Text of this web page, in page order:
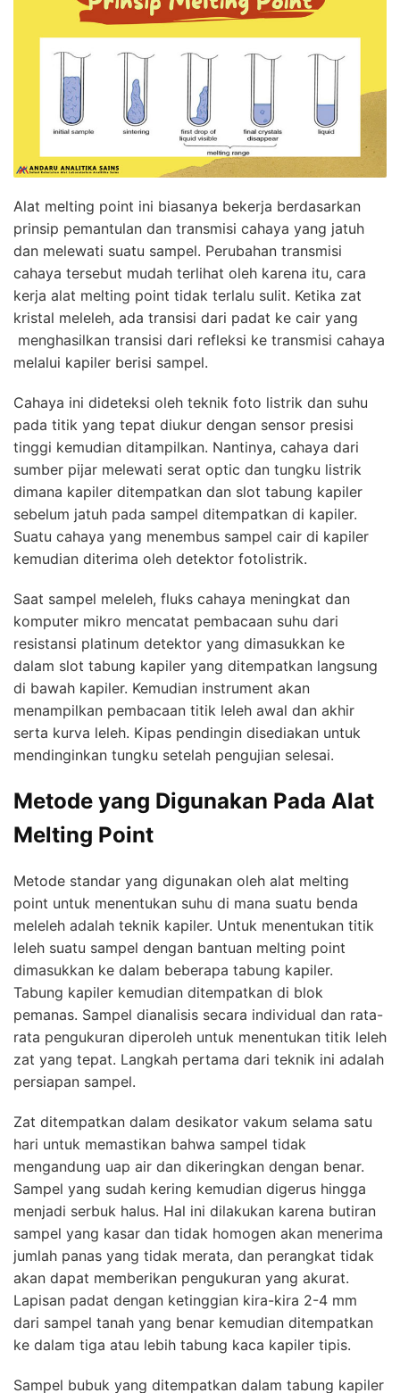
Alat melting point ini biasanya bekerja berdasarkan
prinsip pemantulan dan transmisi cahaya yang jatuh
dan melewati suatu sampel. Perubahan transmisi
cahaya tersebut mudah terlihat oleh karena itu, cara
kerja alat melting point tidak terlalu sulit. Ketika zat
kristal meleleh, ada transisi dari padat ke cair yang
menghasilkan transisi dari refleksi ke transmisi cahaya
melalui kapiler berisi sampel.
Cahaya ini dideteksi oleh teknik foto listrik dan suhu
pada titik yang tepat diukur dengan sensor presisi
tinggi kemudian ditampilkan. Nantinya, cahaya dari
sumber pijar melewati serat optic dan tungku listrik
dimana kapiler ditempatkan dan slot tabung kapiler
sebelum jatuh pada sampel ditempatkan di kapiler.
Suatu cahaya yang menembus sampel cair di kapiler
kemudian diterima oleh detektor fotolistrik.
Saat sampel meleleh, fluks cahaya meningkat dan
komputer mikro mencatat pembacaan suhu dari
resistansi platinum detektor yang dimasukkan ke
dalam slot tabung kapiler yang ditempatkan langsung
di bawah kapiler. Kemudian instrument akan
menampilkan pembacaan titik leleh awal dan akhir
serta kurva leleh. Kipas pendingin disediakan untuk
mendinginkan tungku setelah pengujian selesai.
Metode yang Digunakan Pada Alat
Melting Point
Metode standar yang digunakan oleh alat melting
point untuk menentukan suhu di mana suatu benda
meleleh adalah teknik kapiler. Untuk menentukan titik
leleh suatu sampel dengan bantuan melting point
dimasukkan ke dalam beberapa tabung kapiler.
Tabung kapiler kemudian ditempatkan di blok
pemanas. Sampel dianalisis secara individual dan rata-
rata pengukuran diperoleh untuk menentukan titik leleh
zat yang tepat. Langkah pertama dari teknik ini adalah
persiapan sampel.
Zat ditempatkan dalam desikator vakum selama satu
hari untuk memastikan bahwa sampel tidak
mengandung uap air dan dikeringkan dengan benar.
Sampel yang sudah kering kemudian digerus hingga
menjadi serbuk halus. Hal ini dilakukan karena butiran
sampel yang kasar dan tidak homogen akan menerima
jumlah panas yang tidak merata, dan perangkat tidak
akan dapat memberikan pengukuran yang akurat.
Lapisan padat dengan ketinggian kira-kira 2-4 mm
dari sampel tanah yang benar kemudian ditempatkan
ke dalam tiga atau lebih tabung kaca kapiler tipis.
Sampel bubuk yang ditempatkan dalam tabung kapiler